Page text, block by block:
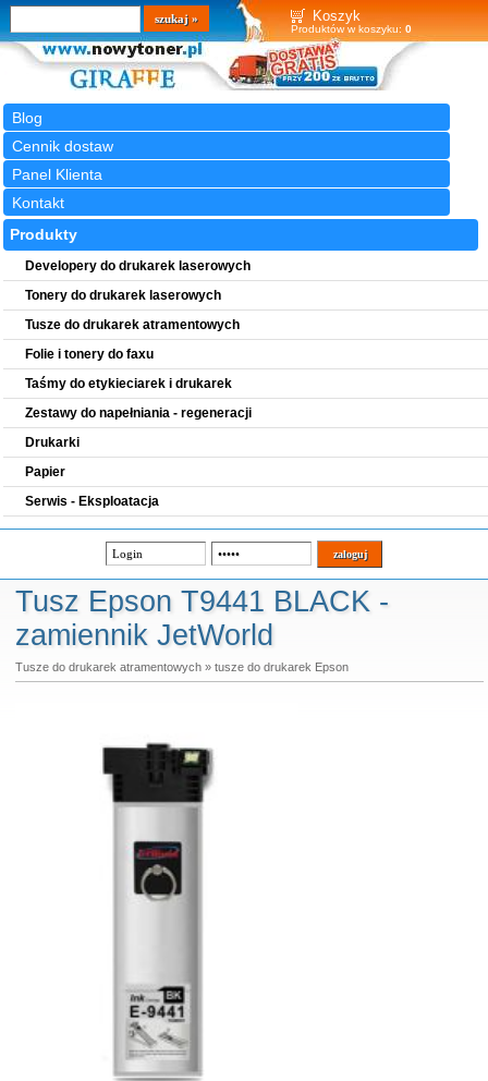
Koszyk
Produktów w koszyku: 0
Blog
Cennik dostaw
Panel Klienta
Kontakt
Wyszukiwarka
szukaj
Produkty
Developery do drukarek laserowych
Tonery do drukarek laserowych
Tusze do drukarek atramentowych
Folie i tonery do faxu
Taśmy do etykieciarek i drukarek
Zestawy do napełniania - regeneracji
Drukarki
Papier
Serwis - Eksploatacja
Tusz Epson T9441 BLACK -
zamiennik JetWorld
Tusze do drukarek atramentowych» tusze do drukarek Epson